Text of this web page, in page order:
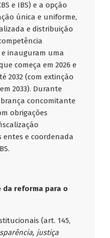
e IBS) e a opção
única e uniforme,
e distribuição
inauguram uma
começa em 2026 e
2032 (com extinção
2033). Durante
concomitante
obrigações
e coordenada
da reforma para o
(art. 145,
justiça